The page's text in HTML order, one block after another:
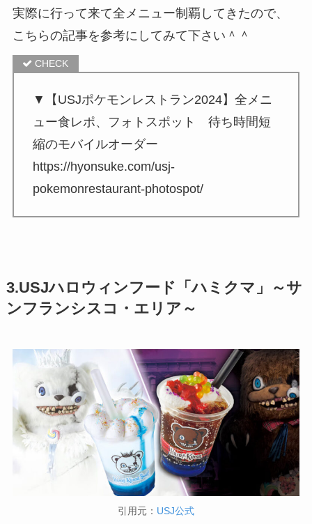
実際に行って来て全メニュー制覇してきたので、
こちらの記事を参考にしてみて下さい＾＾
▼【USJポケモンレストラン2024】全メニ
ュー食レポ、フォトスポット 待ち時間短
縮のモバイルオーダー
https://hyonsuke.com/usj-
pokemonrestaurant-photospot/
3.USJハロウィンフード「ハミクマ」～サ
ンフランシスコ・エリア～
引用元： USJ公式